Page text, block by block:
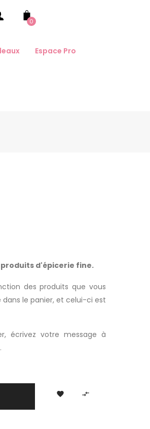
0
Espace Pro
produits d'épicerie fine.
des produits que vous
dans le panier, et celui-ci est
écrivez votre message à
 